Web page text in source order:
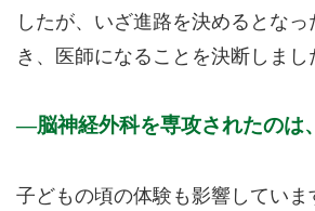
したが、いざ進路を決めるとな
き、医師になることを決断しまし
脳神経外科を専攻されたのは
子どもの頃の体験も影響してい